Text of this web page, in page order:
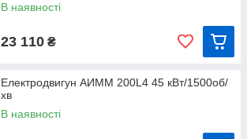
В наявності
23 110 ₴
Електродвигун АИММ 200L4 45 кВт/1500об/
хв
В наявності